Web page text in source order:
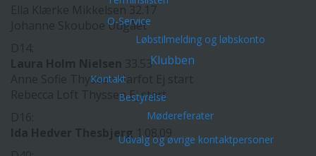
O-Service
Løbstilmelding og løbskonto
Klubben
Kontakt
Bestyrelse
Mødereferater
Udvalg og øvrige kontaktpersoner
Johanne Skouboe Udgået
33.53
Anne Sofie Thyssen Harfot Ej start
Rebecca Loft Thyssen Ej start
Ida Hedver Thesbjerg
1.08.09